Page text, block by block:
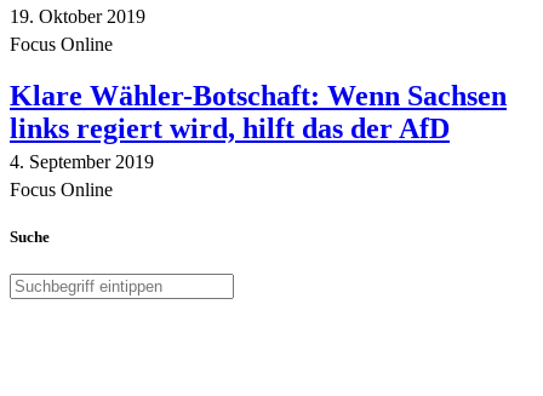
19. Oktober 2019
Focus Online
Klare Wähler-Botschaft: Wenn Sachsen
links regiert wird, hilft das der AfD
4. September 2019
Focus Online
Suche